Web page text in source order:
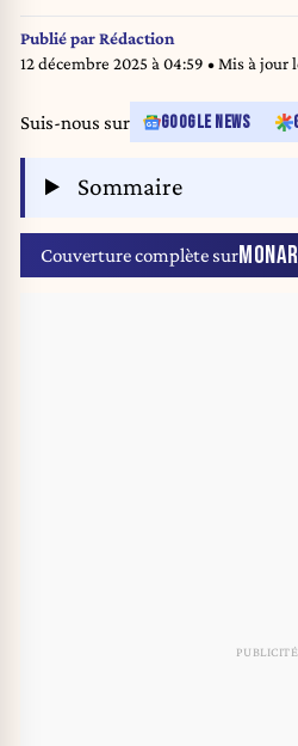
King’s Day ceremony at the Belgian
November 2025. Photo by Werner Lerooy.
Publié parRédaction
12 décembre 2025 à 04:59 • Mis à jour
Suis-nous sur GOOGLE NEWS
Sommaire
Couverture complète sur